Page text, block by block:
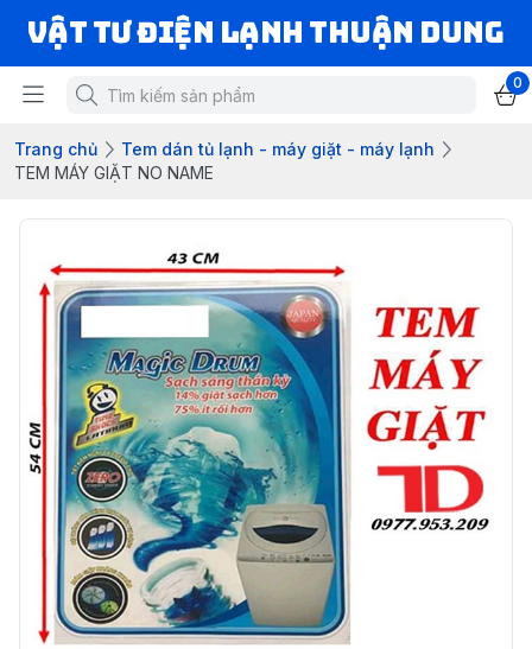
VẬT TƯ ĐIỆN LẠNH THUẬN DUNG
0
Trang chủ
Tem dán tủ lạnh - máy giặt - máy lạnh
TEM MÁY GIẶT NO NAME